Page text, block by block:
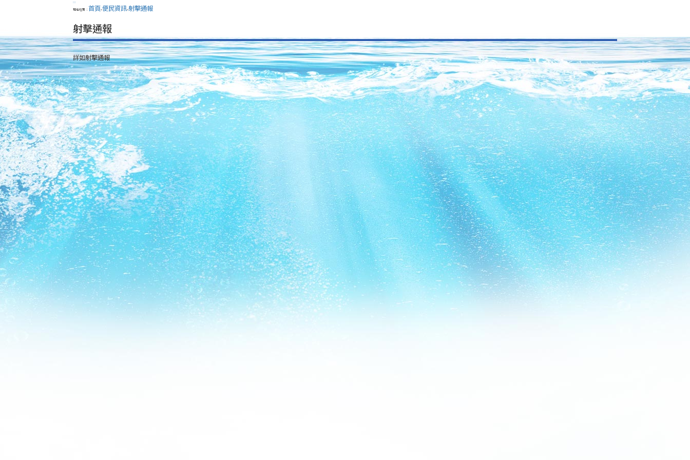
:::
現在位置： 首頁>便民資訊>射擊通報
射擊通報
詳如射擊通報